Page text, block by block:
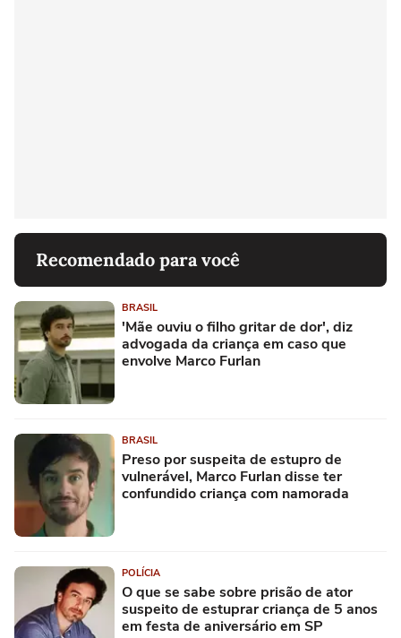
Recomendado para você
BRASIL
'Mãe ouviu o filho gritar de dor', diz
advogada da criança em caso que
envolve Marco Furlan
BRASIL
Preso por suspeita de estupro de
vulnerável, Marco Furlan disse ter
confundido criança com namorada
POLÍCIA
O que se sabe sobre prisão de ator
suspeito de estuprar criança de 5 anos
em festa de aniversário em SP